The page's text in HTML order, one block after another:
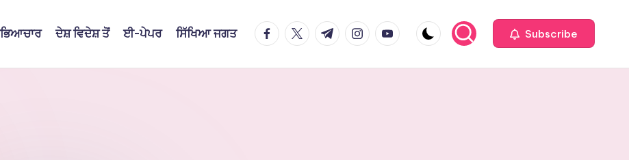
ਦੇਸ਼ ਵਿਦੇਸ਼ ਤੋਂ ਈ-ਪੇਪਰ ਸਿੱਖਿਆ ਜਗਤ facebook.com
twitter.com
t.me instagram.com
youtube.com Subscribe